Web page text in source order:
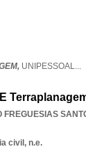
UNIPESSOAL...
FREGUESIAS
civil, n.e.